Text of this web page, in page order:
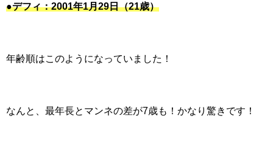
●デフィ：2001年1月29日（21歳）
年齢順はこのようになっていました！
なんと、最年長とマンネの差が7歳も！かなり驚きです！